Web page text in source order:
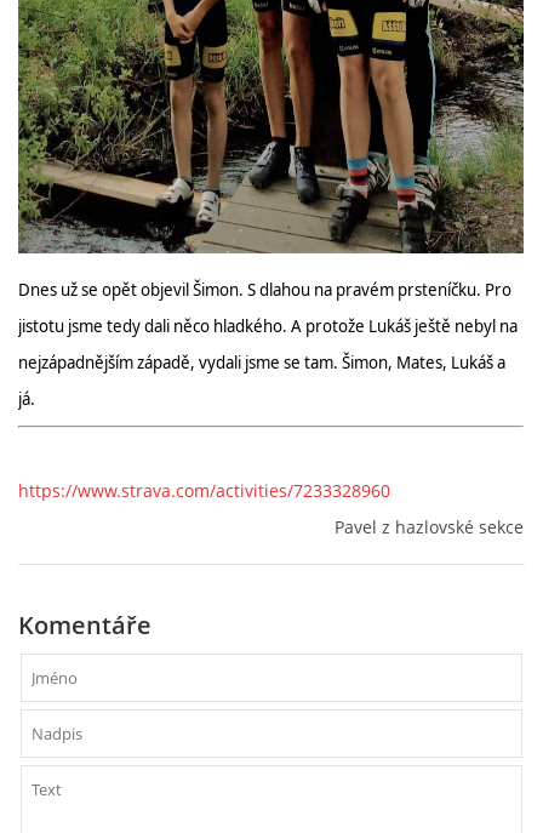
ROK 2023
ROK 2022
ROK 2021
HAZLOVSKÁ SEKCE AŠSKÝCH BAJKERŮ
Dnes už se opět objevil Šimon. S dlahou na pravém prsteníčku. Pro
jistotu jsme tedy dali něco hladkého. A protože Lukáš ještě nebyl na
nejzápadnějším západě, vydali jsme se tam. Šimon, Mates, Lukáš a
já.
https://www.strava.com/activities/7233328960
Pavel z hazlovské sekce
Komentáře